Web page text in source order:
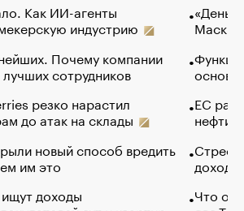
Как ИИ-агенты
индустрию
Почему компании
сотрудников
резко нарастил
до атак на склады
новый способ вредить
им это
доходы
Маск в
основ
ЕС
нефти
Что